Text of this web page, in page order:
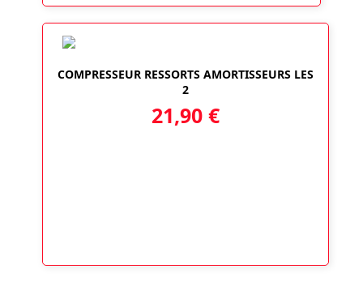
COMPRESSEUR RESSORTS AMORTISSEURS LES
2
21,90 €